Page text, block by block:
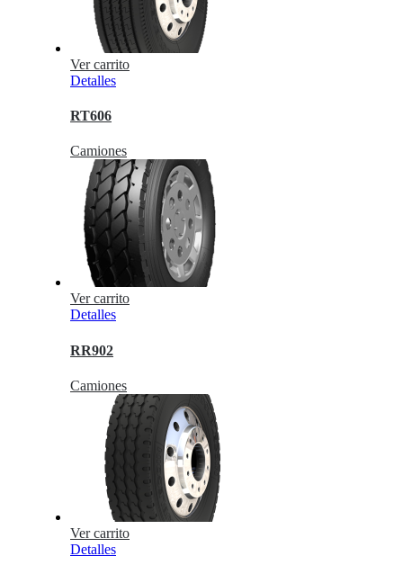
Ver carrito
Detalles
RT606
Camiones
Ver carrito
Detalles
RR902
Camiones
Ver carrito
Detalles